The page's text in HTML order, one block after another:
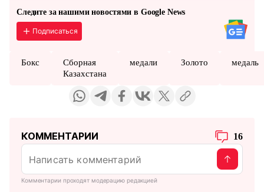
Следите за нашими новостями в Google News
Подписаться
Бокс
Сборная
Казахстана
медали Золото медаль
КОММЕНТАРИИ 16
Комментарии проходят модерацию редакцией